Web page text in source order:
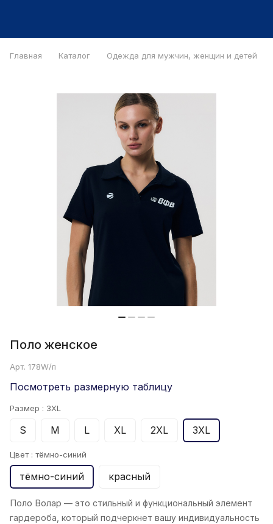
Главная Каталог Одежда для мужчин, женщин и детей
Поло женскoe
Арт. 178W/п
Посмотреть размерную таблицу
Размер : 3XL
S M L XL 2XL 3XL
Цвет : тёмно-синий
тёмно-синий красный
Поло Волар — это стильный и функциональный элемент
гардероба, который подчеркнет вашу индивидуальность